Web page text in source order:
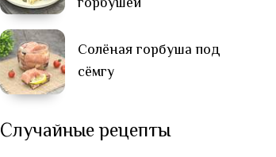
Солёная горбуша под
сёмгу
Случайные рецепты